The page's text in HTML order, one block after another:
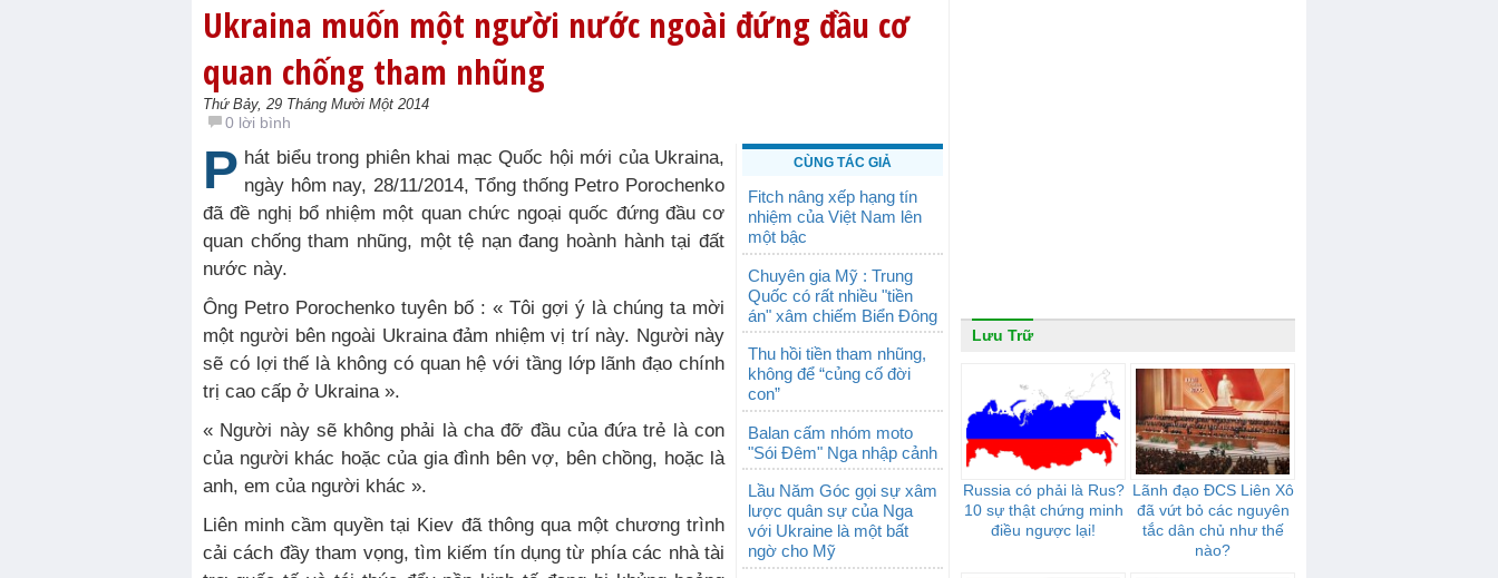
Ukraina muốn một người nước ngoài đứng đầu cơ
quan chống tham nhũng
Thứ Bảy, 29 Tháng Mười Một 2014
0 lời bình
P hát biểu trong phiên khai mạc Quốc hội mới của Ukraina,
ngày hôm nay, 28/11/2014, Tổng thống Petro Porochenko
đã đề nghị bổ nhiệm một quan chức ngoại quốc đứng đầu cơ
quan chống tham nhũng, một tệ nạn đang hoành hành tại đất
nước này.
Ông Petro Porochenko tuyên bố : « Tôi gợi ý là chúng ta mời
một người bên ngoài Ukraina đảm nhiệm vị trí này. Người này
sẽ có lợi thế là không có quan hệ với tầng lớp lãnh đạo chính
trị cao cấp ở Ukraina ».
« Người này sẽ không phải là cha đỡ đầu của đứa trẻ là con
của người khác hoặc của gia đình bên vợ, bên chồng, hoặc là
anh, em của người khác ».
Liên minh cầm quyền tại Kiev đã thông qua một chương trình
cải cách đầy tham vọng, tìm kiếm tín dụng từ phía các nhà tài
CÙNG TÁC GIẢ
Fitch nâng xếp hạng tín
nhiệm của Việt Nam lên
một bậc
Chuyên gia Mỹ : Trung
Quốc có rất nhiều "tiền
án" xâm chiếm Biển Đông
Thu hồi tiền tham nhũng,
không để “củng cố đời
con”
Balan cấm nhóm moto
"Sói Đêm" Nga nhập cảnh
Lầu Năm Góc gọi sự xâm
lược quân sự của Nga
với Ukraine là một bất
ngờ cho Mỹ
Lưu Trữ
Russia có phải là Rus?
10 sự thật chứng minh
điều ngược lại!
Lãnh đạo ĐCS Liên Xô
đã vứt bỏ các nguyên
tắc dân chủ như thế
nào?